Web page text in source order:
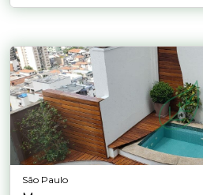
São Paulo